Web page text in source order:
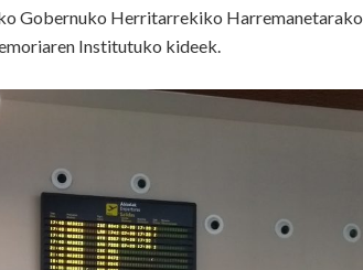
Gobernuko Herritarrekiko Harremanetarako
Institutuko kideek.